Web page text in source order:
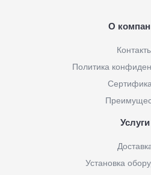
О
Политика
Услуги
Установка